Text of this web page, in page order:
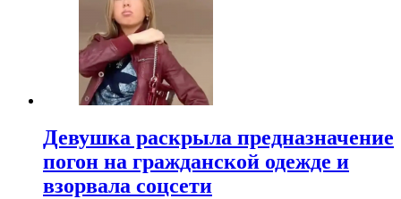
Девушка раскрыла предназначение
погон на гражданской одежде и
взорвала соцсети